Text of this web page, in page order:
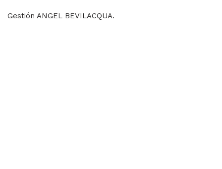
Gestión ANGEL BEVILACQUA.